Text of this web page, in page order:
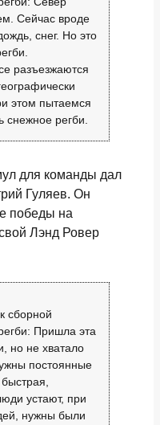
Сейчас вроде
снег. Но это
разъезжаются
этом пытаемся
снежное регби.
для команды дал
Гуляев. Он
победы на
Лэнд Ровер
сборной
Пришла эта
но не хватало
постоянные
устают, при
нужны были